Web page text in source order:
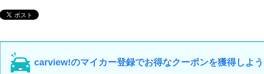
carview!のマイカー登録でお得なクーポンを獲得しよう